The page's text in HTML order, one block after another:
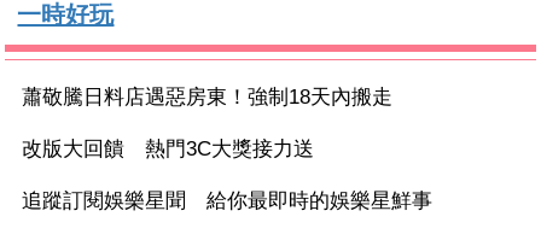
一時好玩
蕭敬騰日料店遇惡房東！強制18天內搬走
改版大回饋 熱門3C大獎接力送
追蹤訂閱娛樂星聞 給你最即時的娛樂星鮮事